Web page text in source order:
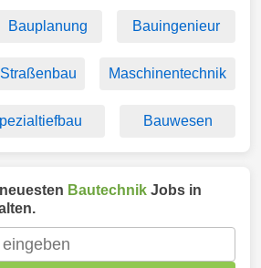
Bauplanung Bauingenieur
Straßenbau Maschinentechnik
Bauwesen
Bautechnik Jobs in